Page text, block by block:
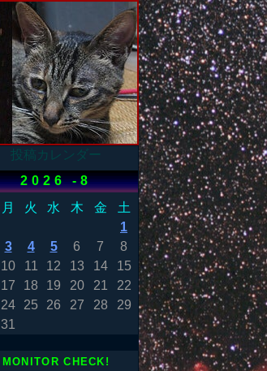
投稿カレンダー
2026 -8
月 火 水 木 金
土
1
3 4 5 6 7
8
10 11 12 13 14
15
17 18 19 20 21
22
24 25 26 27 28
29
31
MONITOR CHECK!